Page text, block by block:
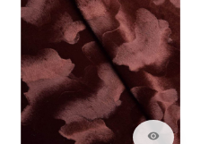
visibility